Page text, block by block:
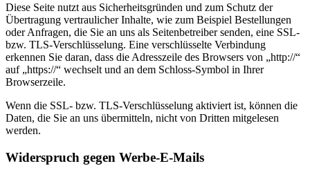
Diese Seite nutzt aus Sicherheitsgründen und zum Schutz der
Übertragung vertraulicher Inhalte, wie zum Beispiel Bestellungen
oder Anfragen, die Sie an uns als Seitenbetreiber senden, eine SSL-
bzw. TLS-Verschlüsselung. Eine verschlüsselte Verbindung
erkennen Sie daran, dass die Adresszeile des Browsers von „http://“
auf „https://“ wechselt und an dem Schloss-Symbol in Ihrer
Browserzeile.
Wenn die SSL- bzw. TLS-Verschlüsselung aktiviert ist, können die
Daten, die Sie an uns übermitteln, nicht von Dritten mitgelesen
werden.
Widerspruch gegen Werbe-E-Mails